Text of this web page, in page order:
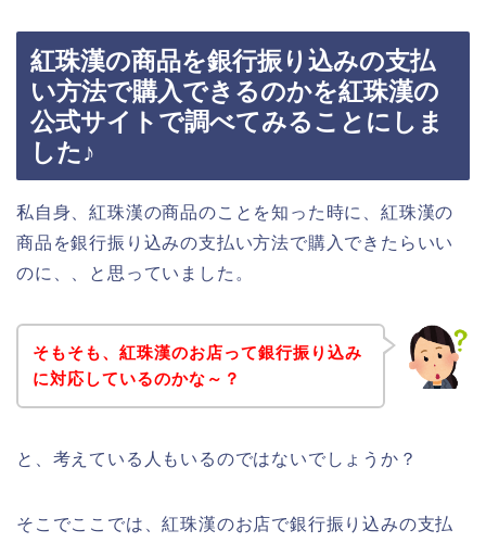
紅珠漢の商品を銀行振り込みの支払
い方法で購入できるのかを紅珠漢の
公式サイトで調べてみることにしま
した♪
私自身、紅珠漢の商品のことを知った時に、紅珠漢の
商品を銀行振り込みの支払い方法で購入できたらいい
のに、、と思っていました。
そもそも、紅珠漢のお店って銀行振り込み
に対応しているのかな～？
と、考えている人もいるのではないでしょうか？
そこでここでは、紅珠漢のお店で銀行振り込みの支払